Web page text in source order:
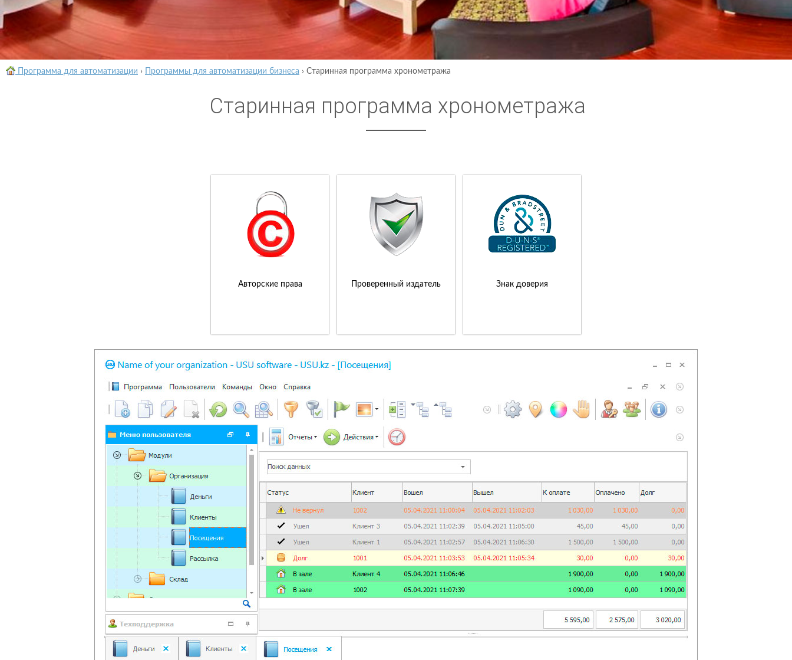
Программа для автоматизации › Программы для автоматизации бизнеса › Старинная программа хронометража
Старинная программа хронометража
Авторские права Проверенный издатель Знак доверия